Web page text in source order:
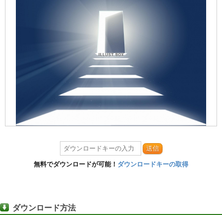
送信
無料でダウンロードが可能！ ダウンロードキーの取得
ダウンロード方法